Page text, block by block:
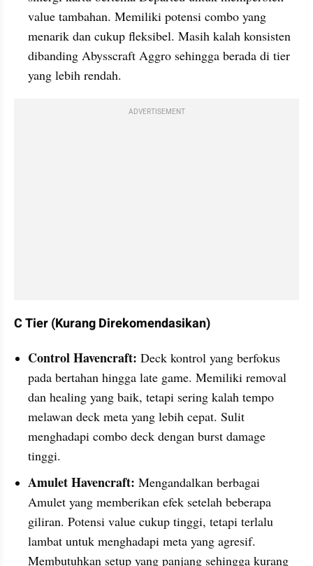
value tambahan. Memiliki potensi combo yang
menarik dan cukup fleksibel. Masih kalah konsisten
dibanding Abysscraft Aggro sehingga berada di tier
yang lebih rendah.
ADVERTISEMENT
C Tier (Kurang Direkomendasikan)
Control Havencraft: Deck kontrol yang berfokus
pada bertahan hingga late game. Memiliki removal
dan healing yang baik, tetapi sering kalah tempo
melawan deck meta yang lebih cepat. Sulit
menghadapi combo deck dengan burst damage
tinggi.
Amulet Havencraft: Mengandalkan berbagai
Amulet yang memberikan efek setelah beberapa
giliran. Potensi value cukup tinggi, tetapi terlalu
lambat untuk menghadapi meta yang agresif.
Membutuhkan setup yang panjang sehingga kurang